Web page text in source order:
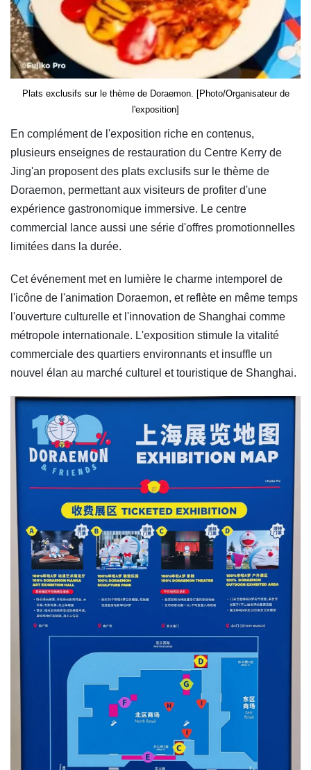
Plats exclusifs sur le thème de Doraemon. [Photo/Organisateur de
l'exposition]
En complément de l'exposition riche en contenus,
plusieurs enseignes de restauration du Centre Kerry de
Jing'an proposent des plats exclusifs sur le thème de
Doraemon, permettant aux visiteurs de profiter d'une
expérience gastronomique immersive. Le centre
commercial lance aussi une série d'offres promotionnelles
limitées dans la durée.
Cet événement met en lumière le charme intemporel de
l'icône de l'animation Doraemon, et reflète en même temps
l'ouverture culturelle et l'innovation de Shanghai comme
métropole internationale. L'exposition stimule la vitalité
commerciale des quartiers environnants et insuffle un
nouvel élan au marché culturel et touristique de Shanghai.